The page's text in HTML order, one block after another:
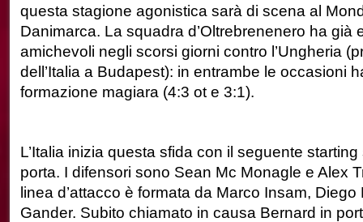
questa stagione agonistica sarà di scena al
Danimarca. La squadra d’Oltrebrenenero ha già
amichevoli negli scorsi giorni contro l’Ungheria
dell’Italia a Budapest): in entrambe le occasioni
formazione magiara (4:3 ot e 3:1).
L’Italia inizia questa sfida con il seguente
porta. I difensori sono Sean Mc Monagle e Alex
linea d’attacco è formata da Marco Insam,
Gander. Subito chiamato in causa Bernard in